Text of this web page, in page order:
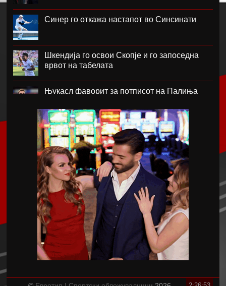
Синер го откажа настапот во Синсинати
Шкендија го освои Скопје и го запоседна
врвот на табелата
Њукасл фаворит за потписот на Палиња
Атланта Јунајтед фаворит за потписот на
Мората
Ник Вајлер-Баб потпиша за Црвена Звезда
Скопје извлече големо реми со Струга Трим
Лум
Барса сака да го замени Араухо со Ромеро